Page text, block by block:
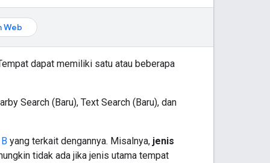
Web
dapat memiliki satu atau beberapa
Search (Baru), Text Search (Baru), dan
yang terkait dengannya. Misalnya, jenis
tidak ada jika jenis utama tempat